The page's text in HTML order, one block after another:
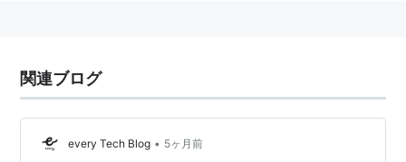
関連ブログ
every Tech Blog • 5ヶ月前